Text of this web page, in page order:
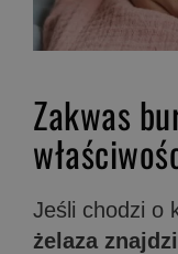
Zakwas
Jeśli chodzi o
żelaza